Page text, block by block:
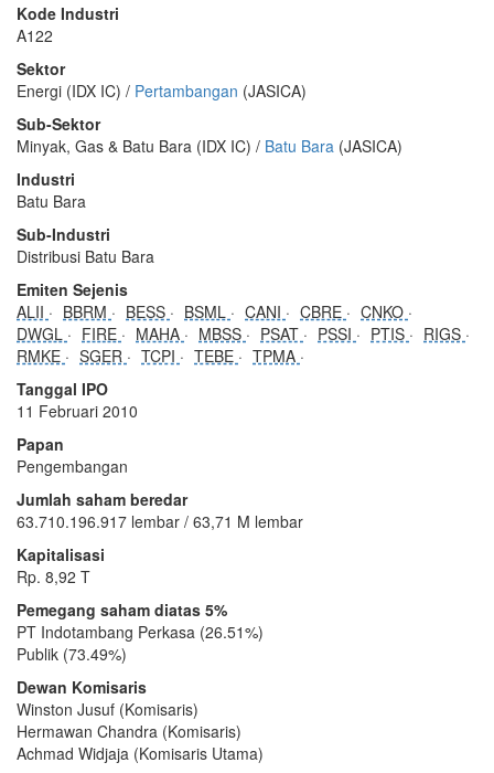
Kode Industri
A122
Sektor
Energi (IDX IC) / Pertambangan (JASICA)
Sub-Sektor
Minyak, Gas & Batu Bara (IDX IC) / Batu Bara (JASICA)
Industri
Batu Bara
Sub-Industri
Distribusi Batu Bara
Emiten Sejenis
ALII
BBRM BESS BSML CANI CBRE
CNKO
DWGL
FIRE MAHA MBSS PSAT PSSI PTIS
RIGS
RMKE
SGER TCPI TEBE
TPMA
Tanggal IPO
11 Februari 2010
Papan
Pengembangan
Jumlah saham beredar
63.710.196.917 lembar / 63,71 M lembar
Kapitalisasi
Rp. 8,92 T
Pemegang saham diatas 5%
PT Indotambang Perkasa (26.51%)
Publik (73.49%)
Dewan Komisaris
Winston Jusuf (Komisaris)
Hermawan Chandra (Komisaris)
Achmad Widjaja (Komisaris Utama)